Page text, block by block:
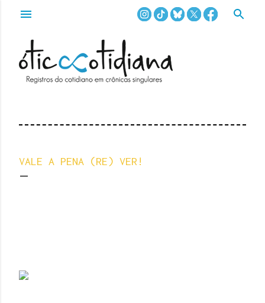
Pular para o conteúdo principal
VALE A PENA (RE) VER!